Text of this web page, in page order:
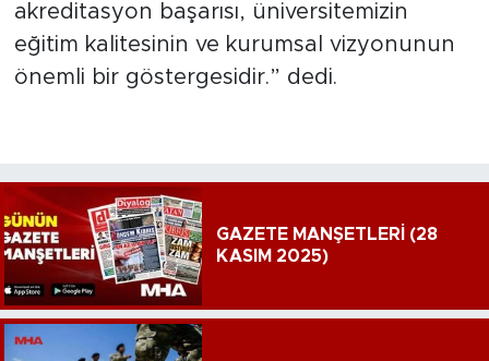
akreditasyon başarısı, üniversitemizin
eğitim kalitesinin ve kurumsal vizyonunun
önemli bir göstergesidir.” dedi.
GAZETE MANŞETLERİ (28
KASIM 2025)